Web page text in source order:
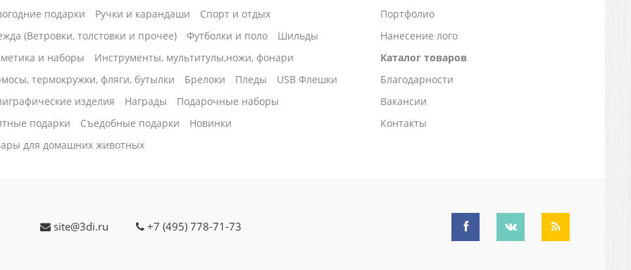
Портфолио
Нанесение лого
Каталог товаров
Благодарности
Вакансии
Контакты
подарки
Ручки и карандаши
Спорт и отдых
(Ветровки, толстовки и прочее)
Футболки и поло
Шильды
и наборы
Инструменты, мультитулы,ножи, фонари
термокружки, фляги, бутылки
Брелоки Пледы
USB Флешки
изделия
Награды
Подарочные наборы
подарки
Cъедобные подарки
Новинки
для домашних животных
site@3di.ru +7 (495) 778-71-73